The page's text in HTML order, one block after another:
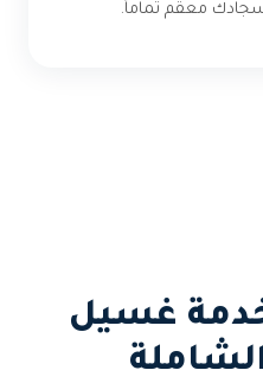
معقم تماماً.
غسيل